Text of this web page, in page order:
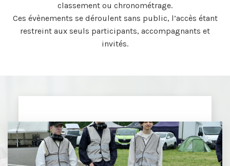
classement ou chronométrage.
Ces évènements se déroulent sans public, l’accès étant
restreint aux seuls participants, accompagnants et
invités.